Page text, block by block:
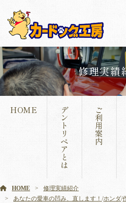
修理実績
HOME デ
ン
ト
リ
ペ
ア
と
は
ご
利
用
案
内
HOME
修理実績紹介
あなたの愛車の凹み、直します！ /ホンダ/